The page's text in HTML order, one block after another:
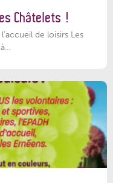
Châtelets !
de loisirs Les